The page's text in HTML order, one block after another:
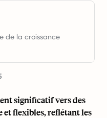
de la croissance
significatif vers des
et flexibles, reflétant les